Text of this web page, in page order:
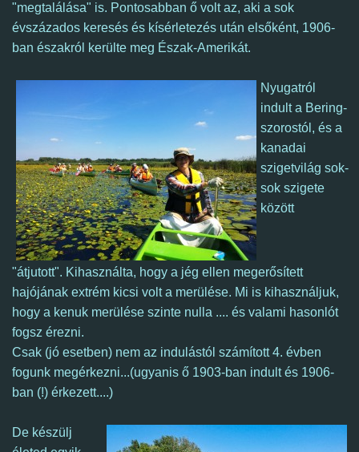
"megtalálása" is. Pontosabban ő volt az, aki a sok
évszázados keresés és kísérletezés után elsőként, 1906-
ban északról kerülte meg Észak-Amerikát.
Nyugatról
indult a Bering-
szorostól, és a
kanadai
szigetvilág sok-
sok szigete
között
"átjutott". Kihasználta, hogy a jég ellen megerősített
hajójának extrém kicsi volt a merülése. Mi is kihasználjuk,
hogy a kenuk merülése szinte nulla .... és valami hasonlót
fogsz érezni.
Csak (jó esetben) nem az indulástól számított 4. évben
fogunk megérkezni...(ugyanis ő 1903-ban indult és 1906-
ban (!) érkezett....)
De készülj